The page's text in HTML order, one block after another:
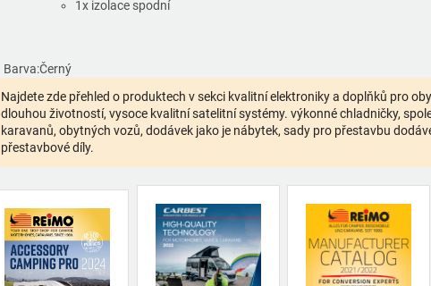
1x izolace spodní
Barva:Černý
Najdete zde přehled o produktech v sekci kvalitní elektroniky a doplňků pro
dlouhou životností, vysoce kvalitní satelitní systémy. výkonné chladničky,
karavanů, obytných vozů, dodávek jako je nábytek, sady pro přestavbu
přestavbové díly.